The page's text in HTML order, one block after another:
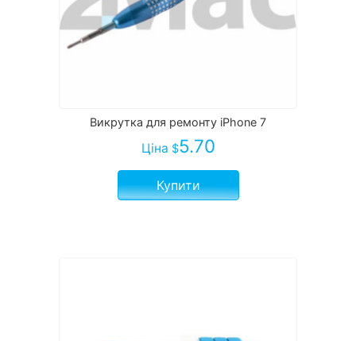
Викрутка для ремонту iPhone 7
Ціна $5.70
Купити